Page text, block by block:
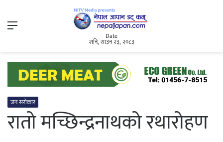
Menu
Date
शनि, साउन २३, २०८३
जन सरोकार
रातो मच्छिन्द्रनाथको रथारोहण